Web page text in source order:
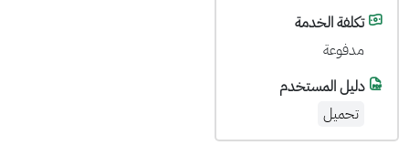
تكلفة الخدمة
مدفوعة
دليل المستخدم
تحميل